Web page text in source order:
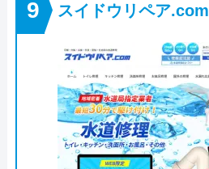
スイドウリペア.com